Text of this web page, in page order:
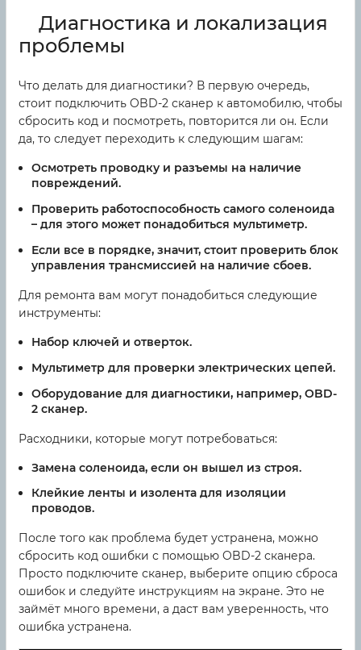
Диагностика и локализация
проблемы
Что делать для диагностики? В первую очередь,
стоит подключить OBD-2 сканер к автомобилю, чтобы
сбросить код и посмотреть, повторится ли он. Если
да, то следует переходить к следующим шагам:
Осмотреть проводку и разъемы на наличие
повреждений.
Проверить работоспособность самого соленоида
– для этого может понадобиться мультиметр.
Если все в порядке, значит, стоит проверить блок
управления трансмиссией на наличие сбоев.
Для ремонта вам могут понадобиться следующие
инструменты:
Набор ключей и отверток.
Мультиметр для проверки электрических цепей.
Оборудование для диагностики, например, OBD-
2 сканер.
Расходники, которые могут потребоваться:
Замена соленоида, если он вышел из строя.
Клейкие ленты и изолента для изоляции
проводов.
После того как проблема будет устранена, можно
сбросить код ошибки с помощью OBD-2 сканера.
Просто подключите сканер, выберите опцию сброса
ошибок и следуйте инструкциям на экране. Это не
займёт много времени, а даст вам уверенность, что
ошибка устранена.